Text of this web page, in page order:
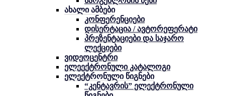
ახალი ამბები
კონფერენციები
დისერტაცია / ავტორეფერატი
პრეზენტაციები და საჯარო
ლექციები
ვიდეოცენტრი
ელეექტრონული კატალოგი
ელექტრონული წიგნები
“კენტავრის” ელექტრონული